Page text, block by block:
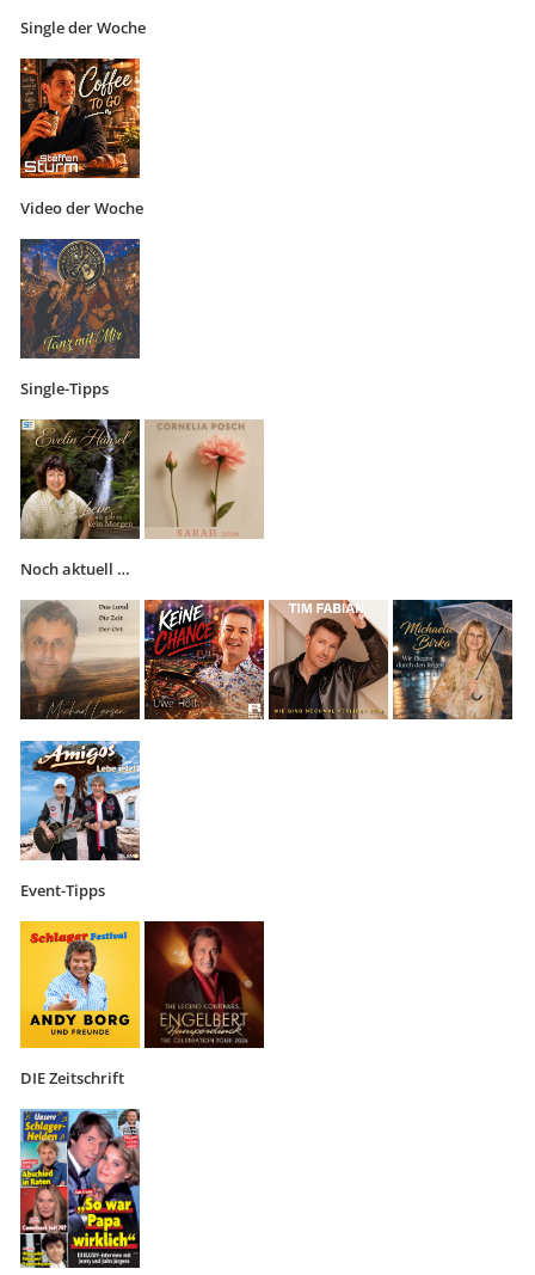
Single der Woche
Video der Woche
Single-Tipps
Noch aktuell …
Event-Tipps
DIE Zeitschrift